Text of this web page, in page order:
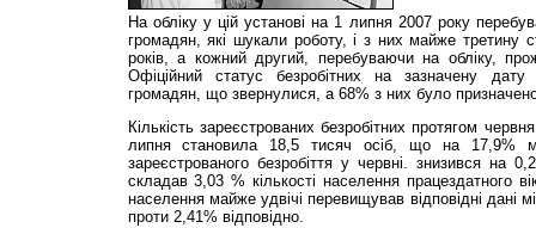
На обліку у цій установі на 1 липня 2007 року
громадян, які шукали роботу, і з них майже третину
років, а кожний другий, перебуваючи на обліку,
Офіційний статус безробітних на зазначену
громадян, що звернулися, а 68% з них було
Кількість зареєстрованих безробітних протягом
липня становила 18,5 тисяч осіб, що на 17,9%
зареєстрованого безробіття у червні. знизився на
складав 3,03 % кількості населення працездатного
населення майже удвічі перевищував відповідні дані
проти 2,41% відповідно.